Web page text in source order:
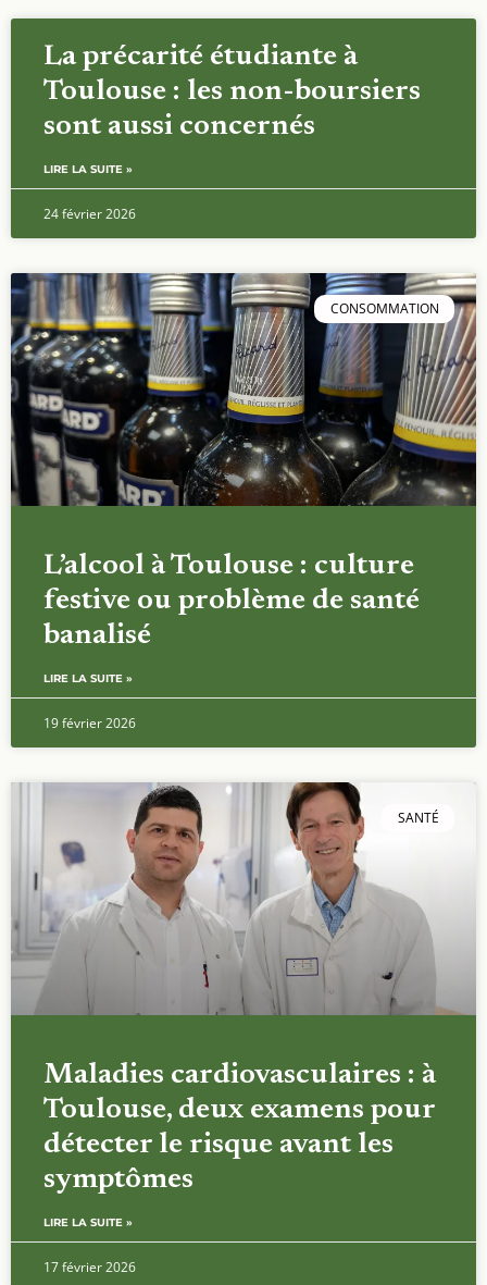
La précarité étudiante à
Toulouse : les non-boursiers
sont aussi concernés
LIRE LA SUITE »
24 février 2026
CONSOMMATION
L’alcool à Toulouse : culture
festive ou problème de santé
banalisé
LIRE LA SUITE »
19 février 2026
SANTÉ
Maladies cardiovasculaires : à
Toulouse, deux examens pour
détecter le risque avant les
symptômes
LIRE LA SUITE »
17 février 2026